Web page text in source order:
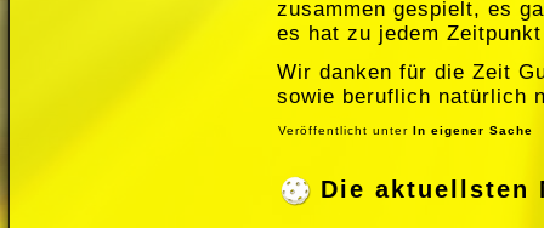
zusammen gespielt, es
es hat zu jedem
Wir danken für die Zeit
sowie beruflich natürlich
Veröffentlicht unter In eigener Sache
Die aktuellsten